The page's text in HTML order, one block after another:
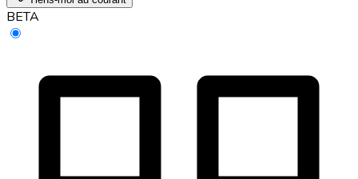
BETA